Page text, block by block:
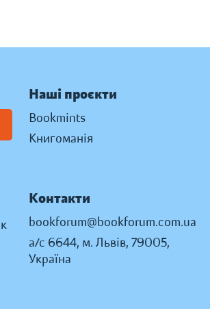
Наші проєкти
Bookmints
Книгоманія
Контакти
bookforum@bookforum.com.ua
а/с 6644, м. Львів, 79005,
Україна